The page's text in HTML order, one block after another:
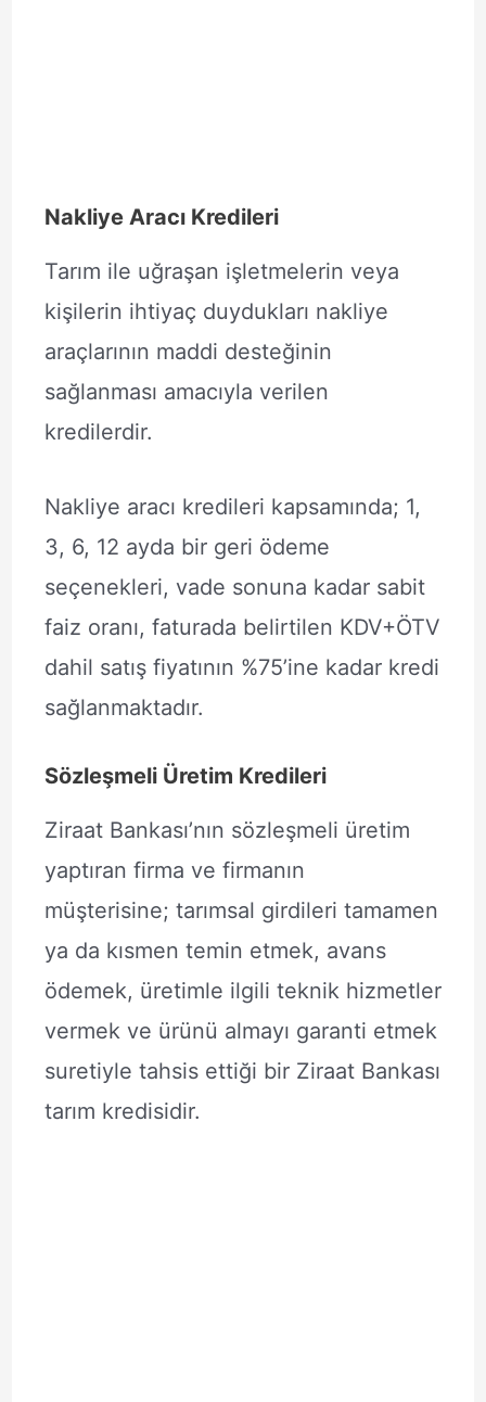
Nakliye Aracı Kredileri
Tarım ile uğraşan işletmelerin veya
kişilerin ihtiyaç duydukları nakliye
araçlarının maddi desteğinin
sağlanması amacıyla verilen
kredilerdir.
Nakliye aracı kredileri kapsamında; 1,
3, 6, 12 ayda bir geri ödeme
seçenekleri, vade sonuna kadar sabit
faiz oranı, faturada belirtilen KDV+ÖTV
dahil satış fiyatının %75’ine kadar kredi
sağlanmaktadır.
Sözleşmeli Üretim Kredileri
Ziraat Bankası’nın sözleşmeli üretim
yaptıran firma ve firmanın
müşterisine; tarımsal girdileri tamamen
ya da kısmen temin etmek, avans
ödemek, üretimle ilgili teknik hizmetler
vermek ve ürünü almayı garanti etmek
suretiyle tahsis ettiği bir Ziraat Bankası
tarım kredisidir.